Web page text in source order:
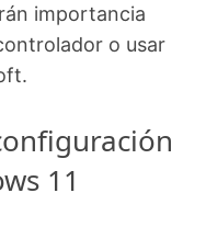
importancia
o usar
11